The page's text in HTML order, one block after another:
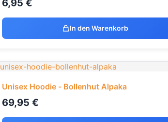
6,95 €
In den Warenkorb
Unisex Hoodie - Bollenhut Alpaka
69,95 €